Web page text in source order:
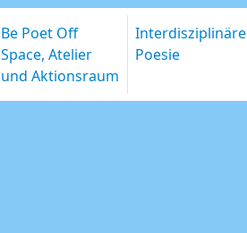
Be Poet Off
Space, Atelier
und Aktionsraum
Interdisziplinäre
Poesie